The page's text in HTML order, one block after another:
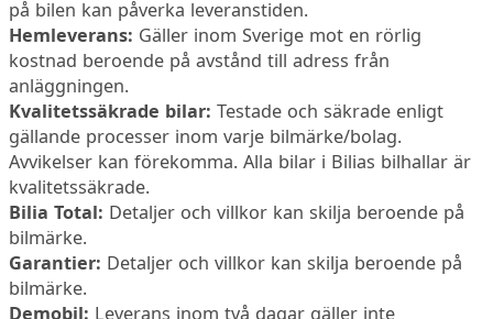
på bilen kan påverka leveranstiden.
Hemleverans: Gäller inom Sverige mot en rörlig
kostnad beroende på avstånd till adress från
anläggningen.
Kvalitetssäkrade bilar: Testade och säkrade enligt
gällande processer inom varje bilmärke/bolag.
Avvikelser kan förekomma. Alla bilar i Bilias bilhallar är
kvalitetssäkrade.
Bilia Total: Detaljer och villkor kan skilja beroende på
bilmärke.
Garantier: Detaljer och villkor kan skilja beroende på
bilmärke.
Demobil: Leverans inom två dagar gäller inte